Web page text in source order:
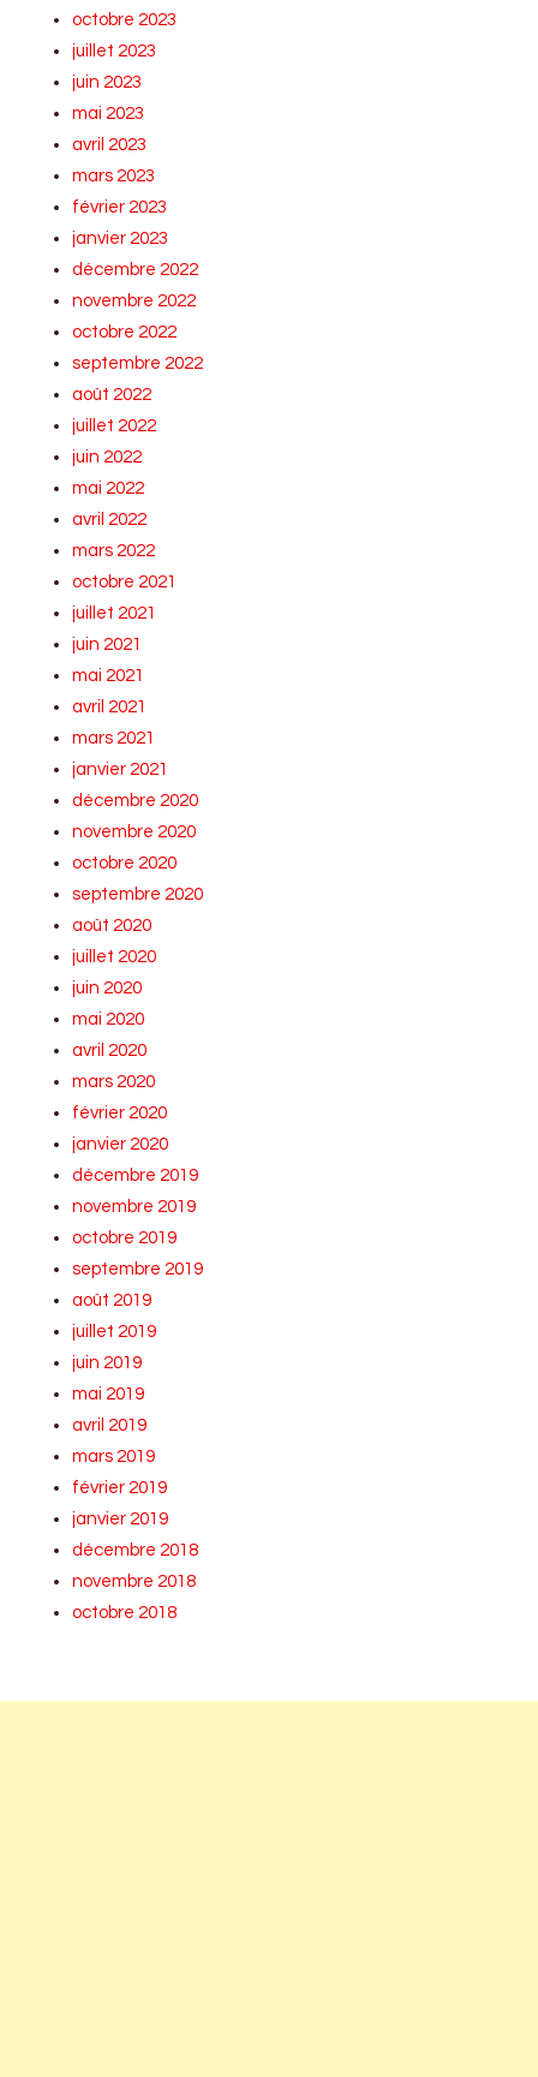
octobre 2023
juillet 2023
juin 2023
mai 2023
avril 2023
mars 2023
février 2023
janvier 2023
décembre 2022
novembre 2022
octobre 2022
septembre 2022
août 2022
juillet 2022
juin 2022
mai 2022
avril 2022
mars 2022
octobre 2021
juillet 2021
juin 2021
mai 2021
avril 2021
mars 2021
janvier 2021
décembre 2020
novembre 2020
octobre 2020
septembre 2020
août 2020
juillet 2020
juin 2020
mai 2020
avril 2020
mars 2020
février 2020
janvier 2020
décembre 2019
novembre 2019
octobre 2019
septembre 2019
août 2019
juillet 2019
juin 2019
mai 2019
avril 2019
mars 2019
février 2019
janvier 2019
décembre 2018
novembre 2018
octobre 2018